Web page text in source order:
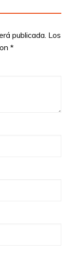
publicada. Los
*